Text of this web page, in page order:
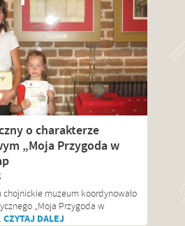
o charakterze
„Moja Przygoda w
muzeum koordynowało
„Moja Przygoda w
CZYTAJ DALEJ